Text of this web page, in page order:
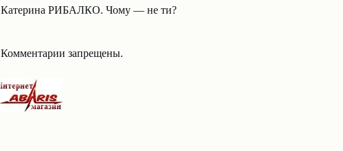
Катерина РИБАЛКО. Чому — не ти?
Комментарии запрещены.